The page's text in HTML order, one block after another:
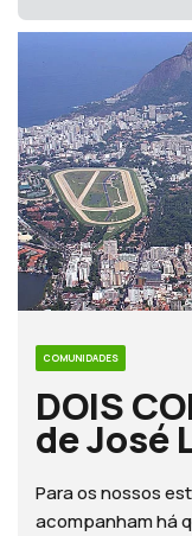
COMUNIDADES
DOIS
de José
Para os nossos
acompanham há